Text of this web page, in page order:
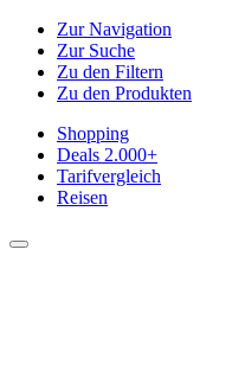
Zur Navigation
Zur Suche
Zu den Filtern
Zu den Produkten
Shopping
Deals 2.000+
Tarifvergleich
Reisen